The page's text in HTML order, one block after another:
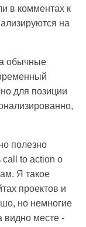
в комментах к
на
обычные
для позиции
полезно
call to action о
Я такое
проектов и
но немногие
видно месте -